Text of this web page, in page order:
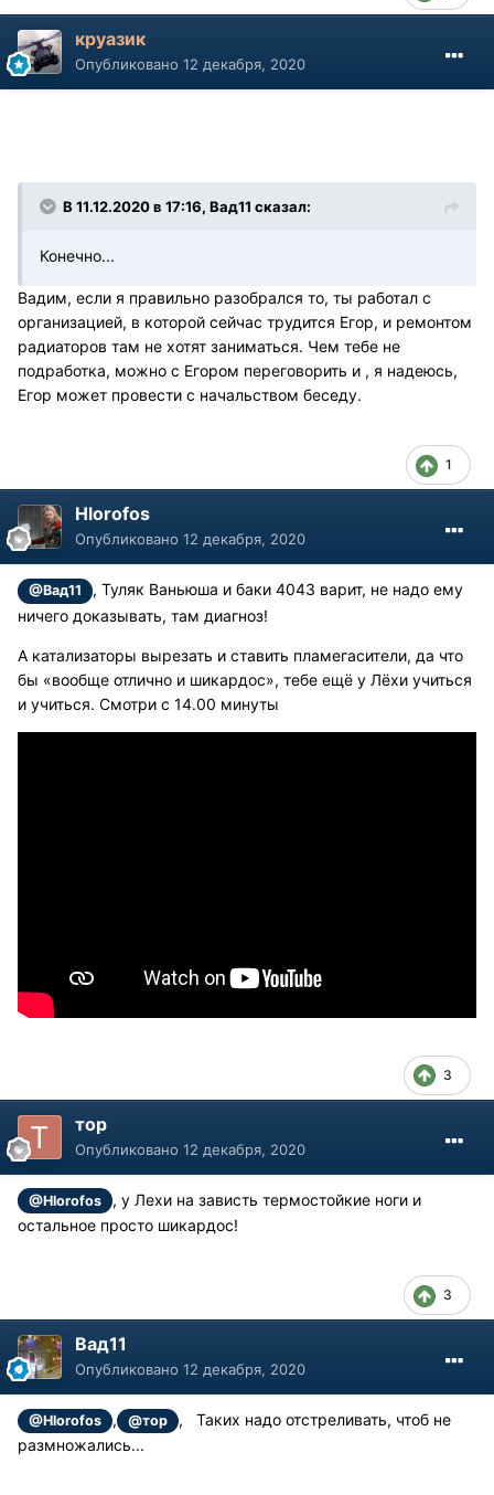
круазик
Опубликовано 12 декабря, 2020
В 11.12.2020 в 17:16, Вад11 сказал:
Конечно...
Вадим, если я правильно разобрался то, ты работал с
организацией, в которой сейчас трудится Егор, и ремонтом
радиаторов там не хотят заниматься. Чем тебе не
подработка, можно с Егором переговорить и , я надеюсь,
Егор может провести с начальством беседу.
1
Hlorofos
Опубликовано 12 декабря, 2020
@Вад11
, Туляк Ваньюша и баки 4043 варит, не надо ему
ничего доказывать, там диагноз!
А катализаторы вырезать и ставить пламегасители, да что
бы «вообще отлично и шикардос», тебе ещё у Лёхи учиться
и учиться. Смотри с 14.00 минуты
3
тор
Опубликовано 12 декабря, 2020
@Hlorofos
, у Лехи на зависть термостойкие ноги и
остальное просто шикардос!
3
Вад11
Опубликовано 12 декабря, 2020
@Hlorofos , @тор
, Таких надо отстреливать, чтоб не
размножались...